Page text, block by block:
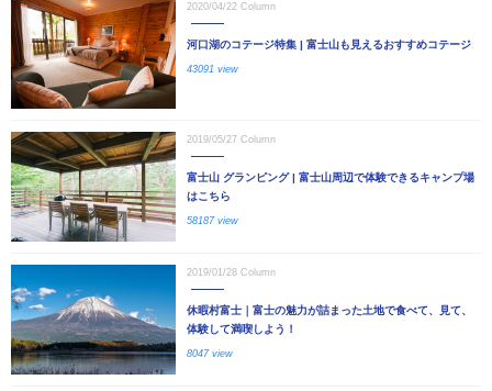
2020/04/22 Column
河口湖のコテージ特集 | 富士山も見えるおすすめコテージ
43091 view
2019/05/27 Column
富士山 グランピング | 富士山周辺で体験できるキャンプ場
はこちら
58187 view
2019/01/28 Column
休暇村富士｜富士の魅力が詰まった土地で食べて、見て、
体験して満喫しよう！
8047 view